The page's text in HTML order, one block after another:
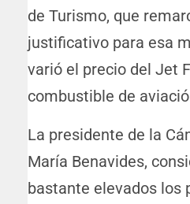
de Turismo, que
justificativo para esa
varió el precio del Jet
combustible de
La presidente de la
María Benavides,
bastante elevados los